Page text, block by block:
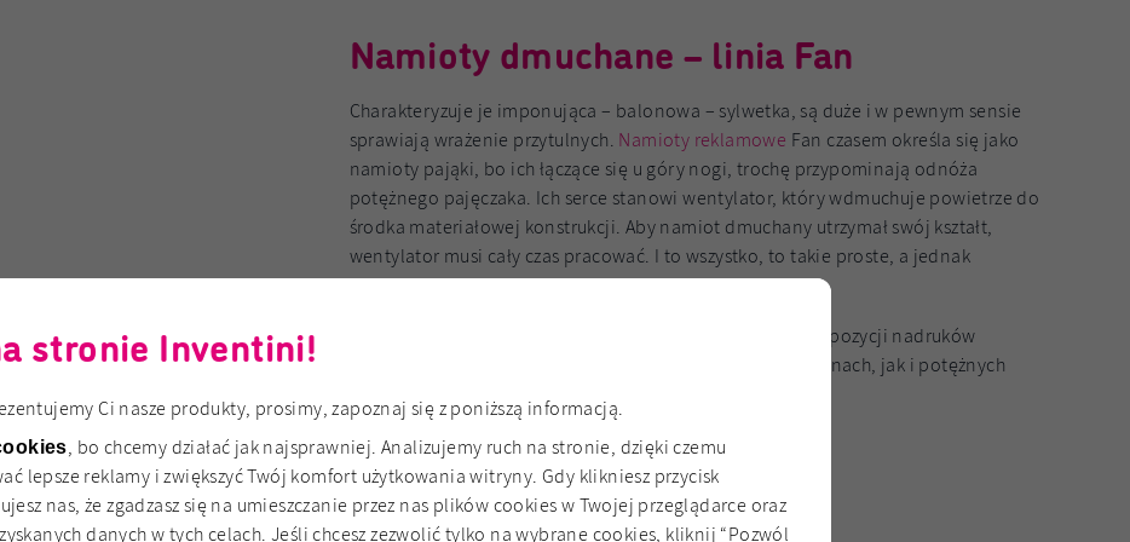
Namioty dmuchane – linia Fan
Charakteryzuje je imponująca – balonowa – sylwetka, są duże i w pewnym sensie
sprawiają wrażenie przytulnych. Namioty reklamowe Fan czasem określa się jako
namioty pająki, bo ich łączące się u góry nogi, trochę przypominają odnóża
potężnego pajęczaka. Ich serce stanowi wentylator, który wdmuchuje powietrze do
środka materiałowej konstrukcji. Aby namiot dmuchany utrzymał swój kształt,
wentylator musi cały czas pracować. I to wszystko, to takie proste, a jednak
intrygujące.
Namioty Fan zapewniają intrygującą powierzchnię do ekspozycji nadruków
reklamowych. Możesz je zamieścić zarówno na dachu, ścianach, jak i potężnych
Poznaj namioty wentylatorowe
stronie Inventini!
Ci nasze produkty, prosimy, zapoznaj się z poniższą informacją.
, bo chcemy działać jak najsprawniej. Analizujemy ruch na stronie, dzięki czemu
lepsze reklamy i zwiększyć Twój komfort użytkowania witryny. Gdy klikniesz przycisk
nas, że zgadzasz się na umieszczanie przez nas plików cookies w Twojej przeglądarce oraz
danych w tych celach. Jeśli chcesz zezwolić tylko na wybrane cookies, kliknij “Pozwól